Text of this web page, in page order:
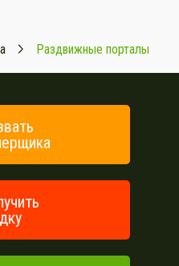
Раздвижные порталы